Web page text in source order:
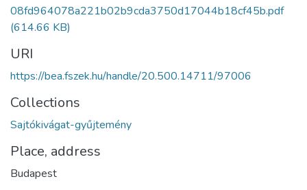
08fd964078a221b02b9cda3750d17044b18cf45b.pdf
(614.66 KB)
URI
https://bea.fszek.hu/handle/20.500.14711/97006
Collections
Sajtókivágat-gyűjtemény
Place, address
Budapest